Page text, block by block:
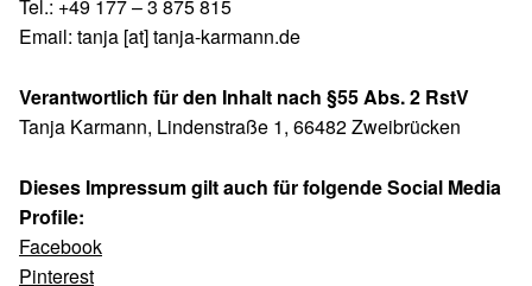
Tel.: +49 177 – 3 875 815
Email: tanja [at] tanja-karmann.de
Verantwortlich für den Inhalt nach §55 Abs. 2 RstV
Tanja Karmann, Lindenstraße 1, 66482 Zweibrücken
Dieses Impressum gilt auch für folgende Social Media
Profile:
Facebook
Pinterest